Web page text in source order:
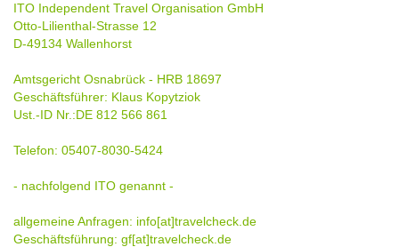
ITO Independent Travel Organisation GmbH
Otto-Lilienthal-Strasse 12
D-49134 Wallenhorst
Amtsgericht Osnabrück - HRB 18697
Geschäftsführer: Klaus Kopytziok
Ust.-ID Nr.:DE 812 566 861
Telefon: 05407-8030-5424
- nachfolgend ITO genannt -
allgemeine Anfragen: info[at]travelcheck.de
Geschäftsführung: gf[at]travelcheck.de